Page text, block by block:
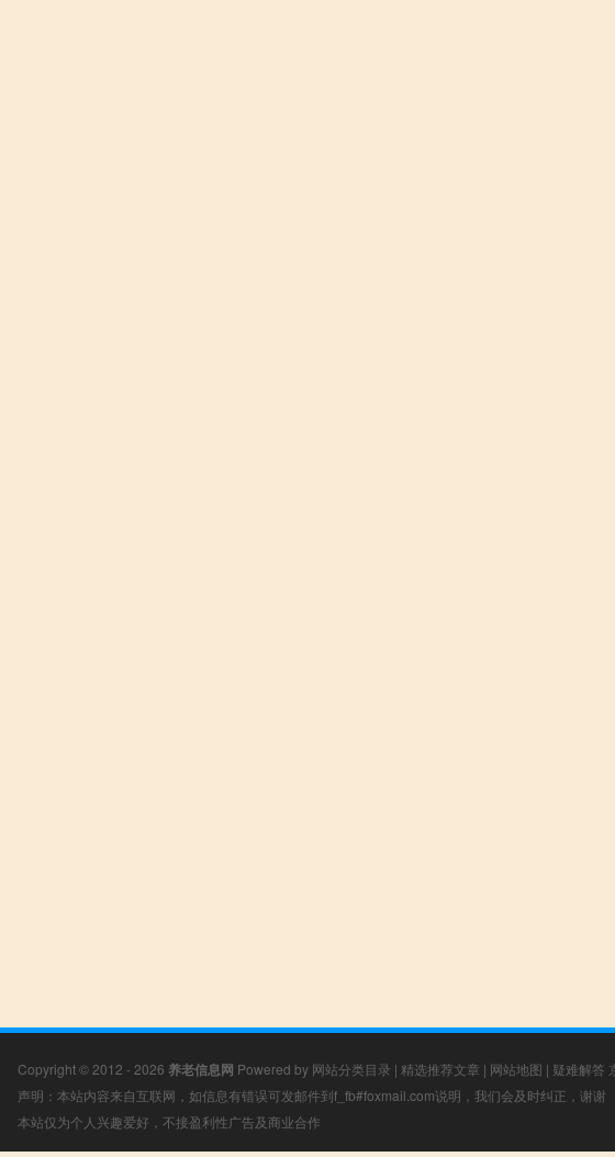
Copyright © 2012 - 2026 养老信息网 Powered by 网站分类目录 | 精选推荐文章 | 网站地图 | 疑难解答
声明：本站内容来自互联网，如信息有错误可发邮件到f_fb#foxmail.com说明，我们会及时纠正，谢谢
本站仅为个人兴趣爱好，不接盈利性广告及商业合作